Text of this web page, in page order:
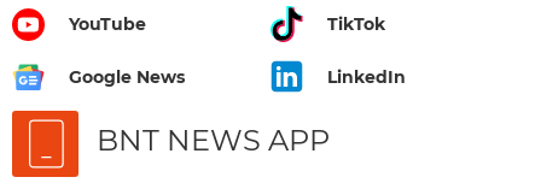
YouTube TikTok
Google News LinkedIn
BNT NEWS APP